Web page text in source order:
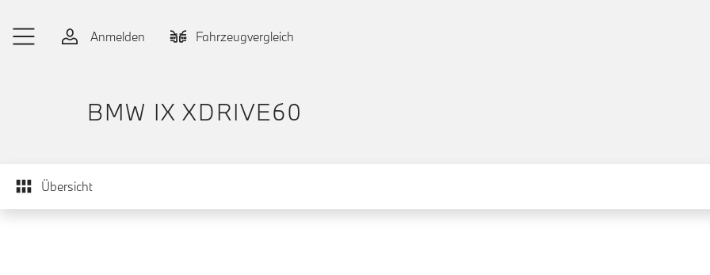
Anmelden
Fahrzeugvergleich
BMW IX XDRIVE60
Übersicht